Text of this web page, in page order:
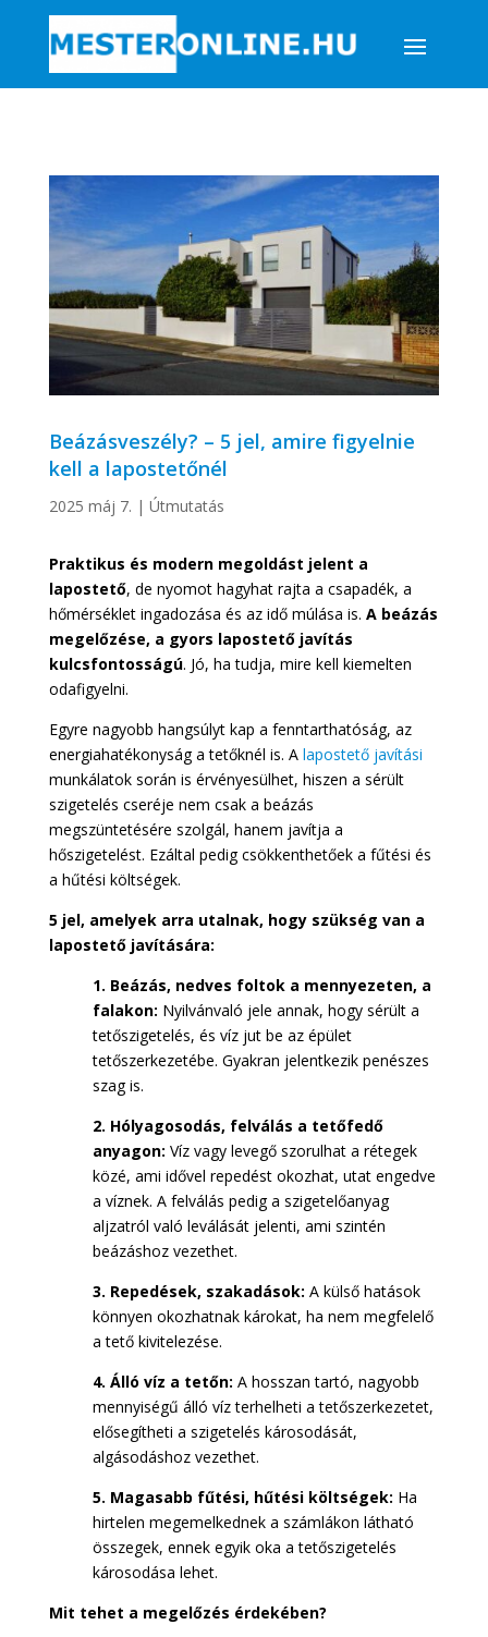
Beázásveszély? – 5 jel, amire figyelnie
kell a lapostetőnél
2025 máj 7. | Útmutatás
Praktikus és modern megoldást jelent a
lapostető, de nyomot hagyhat rajta a csapadék, a
hőmérséklet ingadozása és az idő múlása is. A beázás
megelőzése, a gyors lapostető javítás
kulcsfontosságú. Jó, ha tudja, mire kell kiemelten
odafigyelni.
Egyre nagyobb hangsúlyt kap a fenntarthatóság, az
energiahatékonyság a tetőknél is. A lapostető javítási
munkálatok során is érvényesülhet, hiszen a sérült
szigetelés cseréje nem csak a beázás
megszüntetésére szolgál, hanem javítja a
hőszigetelést. Ezáltal pedig csökkenthetőek a fűtési és
a hűtési költségek.
5 jel, amelyek arra utalnak, hogy szükség van a
lapostető javítására:
1. Beázás, nedves foltok a mennyezeten, a
falakon: Nyilvánvaló jele annak, hogy sérült a
tetőszigetelés, és víz jut be az épület
tetőszerkezetébe. Gyakran jelentkezik penészes
szag is.
2. Hólyagosodás, felválás a tetőfedő
anyagon: Víz vagy levegő szorulhat a rétegek
közé, ami idővel repedést okozhat, utat engedve
a víznek. A felválás pedig a szigetelőanyag
aljzatról való leválását jelenti, ami szintén
beázáshoz vezethet.
3. Repedések, szakadások: A külső hatások
könnyen okozhatnak károkat, ha nem megfelelő
a tető kivitelezése.
4. Álló víz a tetőn: A hosszan tartó, nagyobb
mennyiségű álló víz terhelheti a tetőszerkezetet,
elősegítheti a szigetelés károsodását,
algásodáshoz vezethet.
5. Magasabb fűtési, hűtési költségek: Ha
hirtelen megemelkednek a számlákon látható
összegek, ennek egyik oka a tetőszigetelés
károsodása lehet.
Mit tehet a megelőzés érdekében?